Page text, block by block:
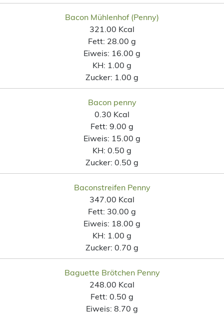
Bacon Mühlenhof (Penny)
321.00 Kcal
Fett: 28.00 g
Eiweis: 16.00 g
KH: 1.00 g
Zucker: 1.00 g
Bacon penny
0.30 Kcal
Fett: 9.00 g
Eiweis: 15.00 g
KH: 0.50 g
Zucker: 0.50 g
Baconstreifen Penny
347.00 Kcal
Fett: 30.00 g
Eiweis: 18.00 g
KH: 1.00 g
Zucker: 0.70 g
Baguette Brötchen Penny
248.00 Kcal
Fett: 0.50 g
Eiweis: 8.70 g